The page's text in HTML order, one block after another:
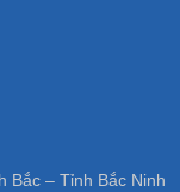
Bắc – Tỉnh Bắc Ninh